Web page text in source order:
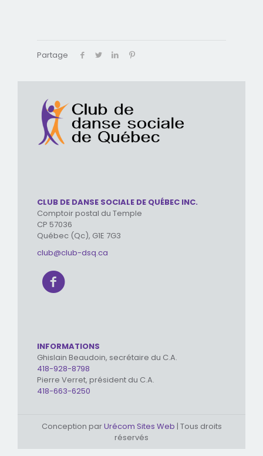
Partage
CLUB DE DANSE SOCIALE DE QUÉBEC INC.
Comptoir postal du Temple
CP 57036
Québec (Qc), G1E 7G3
club@club-dsq.ca
INFORMATIONS
Ghislain Beaudoin, secrétaire du C.A.
418-928-8798
Pierre Verret, président du C.A.
418-663-6250
Conception parUrécom Sites Web | Tous droits
réservés